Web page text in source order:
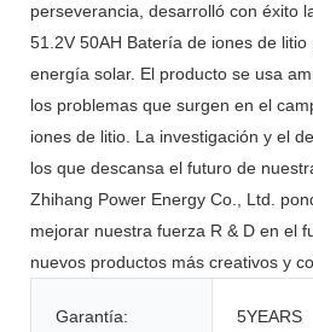
perseverancia, desarrolló con éxito
51.2V 50AH Batería de iones de
energía solar. El producto se usa
los problemas que surgen en el
iones de litio. La investigación y el
los que descansa el futuro de
Zhihang Power Energy Co., Ltd.
mejorar nuestra fuerza R & D en el
nuevos productos más creativos y
Garantía: 5YEARS